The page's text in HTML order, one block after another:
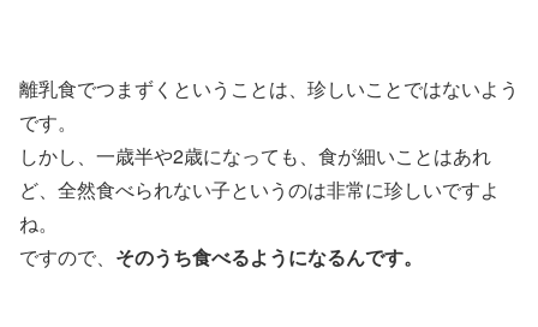
離乳食でつまずくということは、珍しいことではないよう
です。
しかし、一歳半や2歳になっても、食が細いことはあれ
ど、全然食べられない子というのは非常に珍しいですよ
ね。
ですので、 そのうち食べるようになるんです。